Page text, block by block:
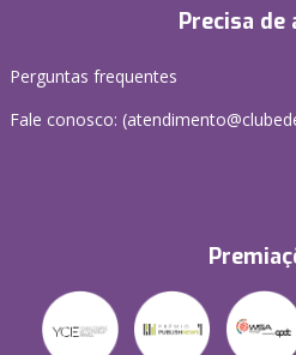
Precisa de
Perguntas frequentes
Fale conosco: